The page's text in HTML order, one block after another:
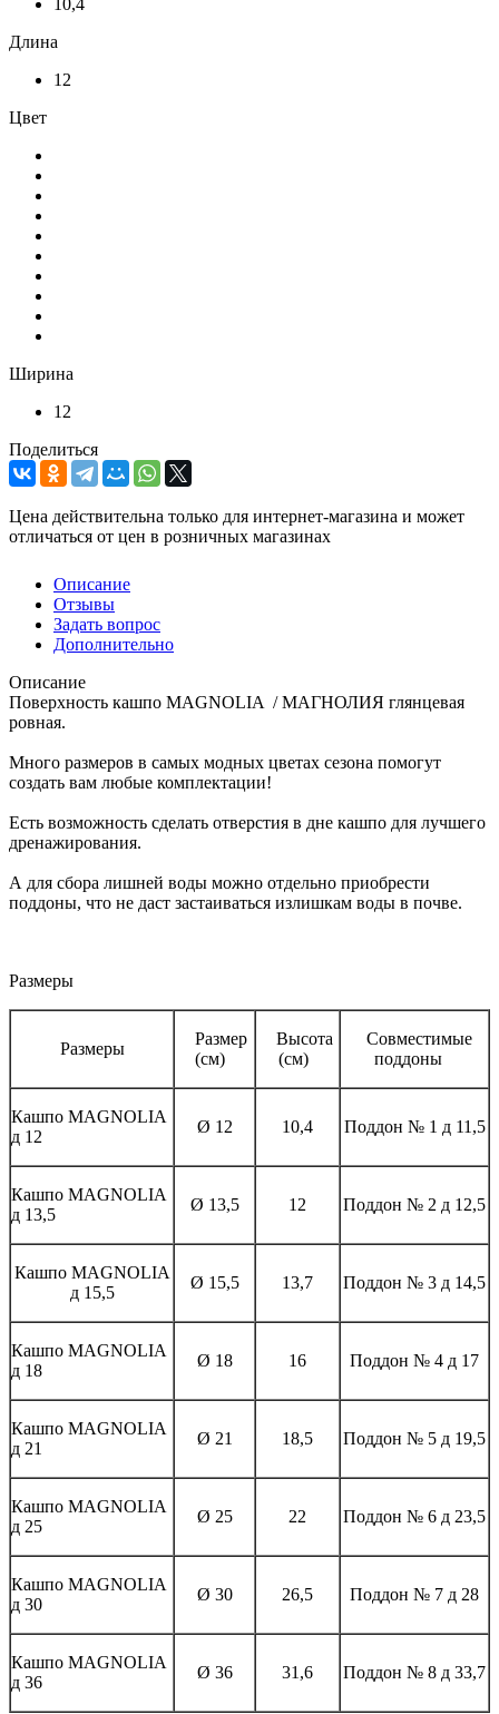
Длина
12
Цвет
Ширина
12
Поделиться
Цена действительна только для интернет-магазина и может
отличаться от цен в розничных магазинах
Описание
Отзывы
Задать вопрос
Дополнительно
Описание
Поверхность кашпо MAGNOLIA / МАГНОЛИЯ глянцевая
ровная.
Много размеров в самых модных цветах сезона помогут
создать вам любые комплектации!
Есть возможность сделать отверстия в дне кашпо для лучшего
дренажирования.
А для сбора лишней воды можно отдельно приобрести
поддоны, что не даст застаиваться излишкам воды в почве.
Размеры
Размеры
Размер
(см)
Высота
(см)
Совместимые
поддоны
Кашпо MAGNOLIА
д 12
Ø 12 10,4 Поддон № 1 д 11,5
Кашпо MAGNOLIА
д 13,5
Ø 13,5 12 Поддон № 2 д 12,5
Кашпо MAGNOLIА
д 15,5
Ø 15,5 13,7 Поддон № 3 д 14,5
Кашпо MAGNOLIА
д 18
Ø 18 16 Поддон № 4 д 17
Кашпо MAGNOLIА
д 21
Ø 21 18,5 Поддон № 5 д 19,5
Кашпо MAGNOLIА
д 25
Ø 25 22 Поддон № 6 д 23,5
Кашпо MAGNOLIА
д 30
Ø 30 26,5 Поддон № 7 д 28
Кашпо MAGNOLIА
д 36
Ø 36 31,6 Поддон № 8 д 33,7